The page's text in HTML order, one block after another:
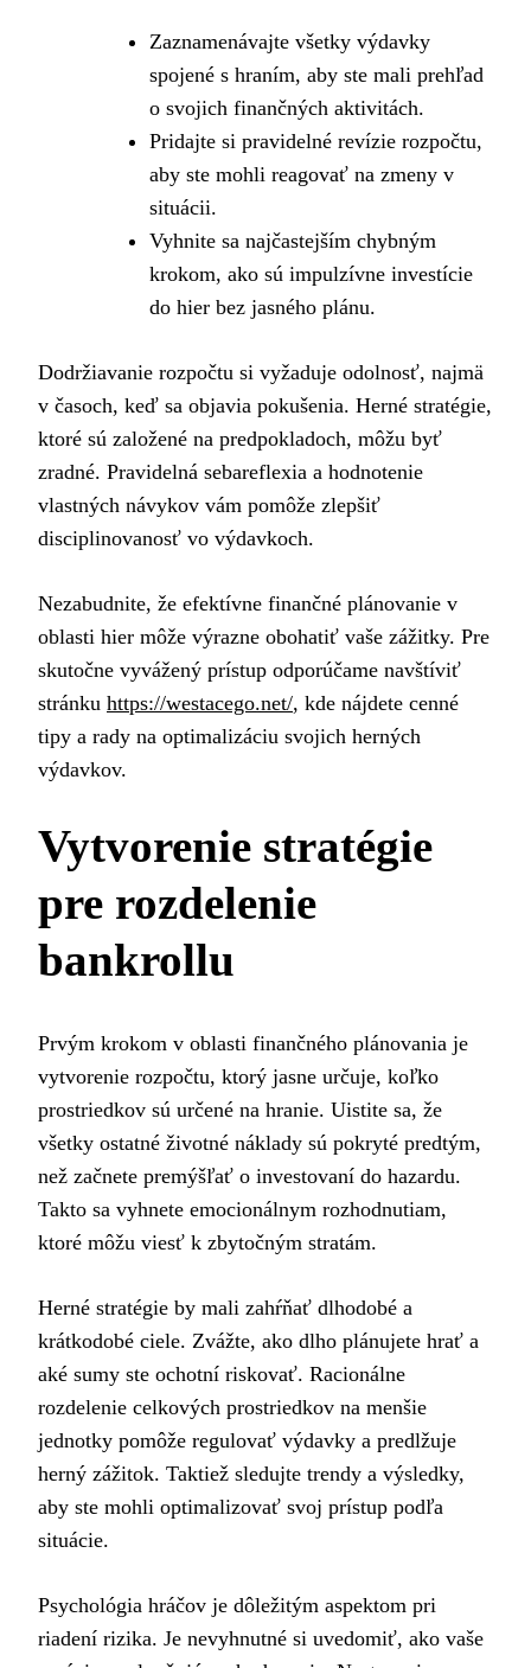
Zaznamenávajte všetky výdavky
spojené s hraním, aby ste mali prehľad
o svojich finančných aktivitách.
Pridajte si pravidelné revízie rozpočtu,
aby ste mohli reagovať na zmeny v
situácii.
Vyhnite sa najčastejším chybným
krokom, ako sú impulzívne investície
do hier bez jasného plánu.
Dodržiavanie rozpočtu si vyžaduje odolnosť, najmä
v časoch, keď sa objavia pokušenia. Herné stratégie,
ktoré sú založené na predpokladoch, môžu byť
zradné. Pravidelná sebareflexia a hodnotenie
vlastných návykov vám pomôže zlepšiť
disciplinovanosť vo výdavkoch.
Nezabudnite, že efektívne finančné plánovanie v
oblasti hier môže výrazne obohatiť vaše zážitky. Pre
skutočne vyvážený prístup odporúčame navštíviť
stránku https://westacego.net/, kde nájdete cenné
tipy a rady na optimalizáciu svojich herných
výdavkov.
Vytvorenie stratégie
pre rozdelenie
bankrollu
Prvým krokom v oblasti finančného plánovania je
vytvorenie rozpočtu, ktorý jasne určuje, koľko
prostriedkov sú určené na hranie. Uistite sa, že
všetky ostatné životné náklady sú pokryté predtým,
než začnete premýšľať o investovaní do hazardu.
Takto sa vyhnete emocionálnym rozhodnutiam,
ktoré môžu viesť k zbytočným stratám.
Herné stratégie by mali zahŕňať dlhodobé a
krátkodobé ciele. Zvážte, ako dlho plánujete hrať a
aké sumy ste ochotní riskovať. Racionálne
rozdelenie celkových prostriedkov na menšie
jednotky pomôže regulovať výdavky a predlžuje
herný zážitok. Taktiež sledujte trendy a výsledky,
aby ste mohli optimalizovať svoj prístup podľa
situácie.
Psychológia hráčov je dôležitým aspektom pri
riadení rizika. Je nevyhnutné si uvedomiť, ako vaše